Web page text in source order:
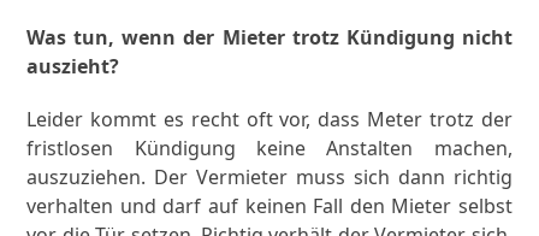
Was tun, wenn der Mieter trotz Kündigung nicht
auszieht?
Leider kommt es recht oft vor, dass Meter trotz der
fristlosen Kündigung keine Anstalten machen,
auszuziehen. Der Vermieter muss sich dann richtig
verhalten und darf auf keinen Fall den Mieter selbst